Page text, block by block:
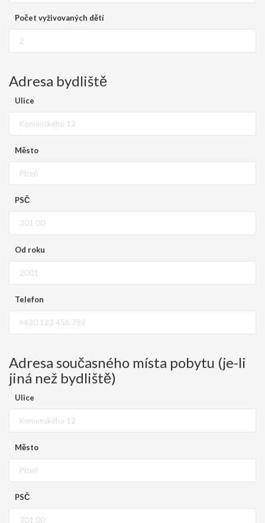
Počet vyživovaných dětí
Adresa bydliště
Ulice
Město
PSČ
Od roku
Telefon
Adresa současného místa pobytu (je-li
jiná než bydliště)
Ulice
Město
PSČ